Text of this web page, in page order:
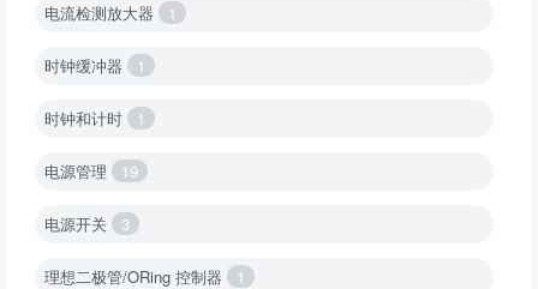
电流检测放大器 1
时钟缓冲器 1
时钟和计时 1
电源管理 19
电源开关 3
理想二极管/ORing 控制器 1